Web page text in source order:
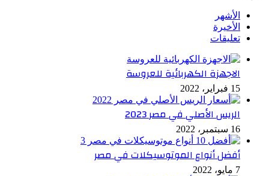
الأشهر
الأخيرة
تعليقات
الاجهزة الكهربائية للعروسة
15 فبراير، 2022
الريس الأصلي في مصر 2023
16 سبتمبر، 2022
أفضل أنواع الموتوسيكلات في مصر
7 مايو، 2022